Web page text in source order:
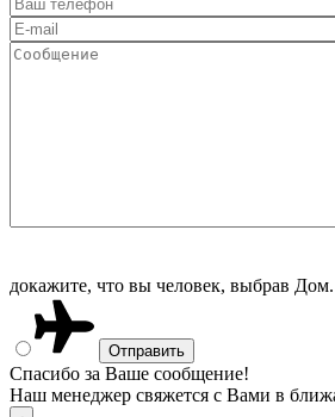
докажите, что вы человек, выбрав Дом.
Спасибо за Ваше сообщение!
Наш менеджер свяжется с Вами в